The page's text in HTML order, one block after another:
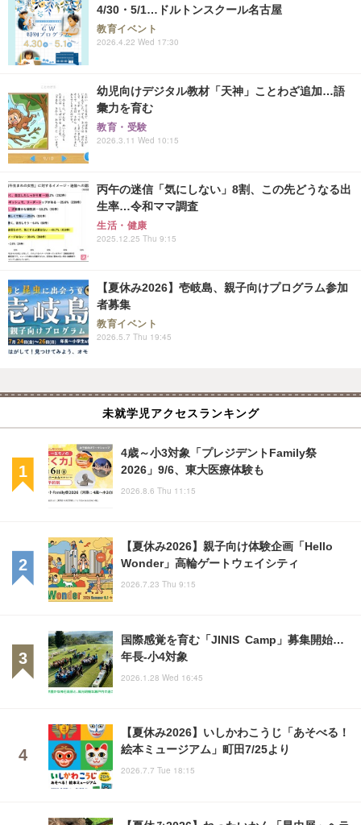
4/30・5/1…ドルトンスクール名古屋
教育イベント
2026.4.22 Wed 17:30
幼児向けデジタル教材「天神」ことわざ追加…語
彙力を育む
教育・受験
2026.3.11 Wed 10:15
丙午の迷信「気にしない」8割、この先どうなる出
生率…令和ママ調査
生活・健康
2025.12.25 Thu 9:15
【夏休み2026】壱岐島、親子向けプログラム参加
者募集
教育イベント
2026.5.7 Thu 19:45
未就学児アクセスランキング
4歳～小3対象「プレジデントFamily祭
2026」9/6、東大医療体験も
2026.8.6 Thu 11:15
【夏休み2026】親子向け体験企画「Hello
Wonder」高輪ゲートウェイシティ
2026.7.23 Thu 9:15
国際感覚を育む「JINIS Camp」募集開始…
年長-小4対象
2026.1.28 Wed 16:45
【夏休み2026】いしかわこうじ「あそべる！
絵本ミュージアム」町田7/25より
2026.7.7 Tue 18:15